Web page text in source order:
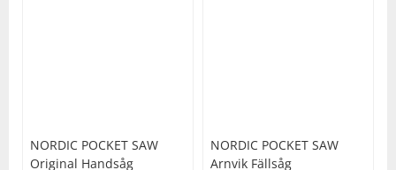
NORDIC POCKET SAW
Original Handsåg
NORDIC POCKET SAW
Arnvik Fällsåg